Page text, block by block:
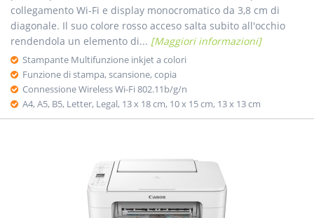
collegamento Wi-Fi e display monocromatico da 3,8 cm di
diagonale. Il suo colore rosso acceso salta subito all'occhio
rendendola un elemento di... [Maggiori informazioni]
Stampante Multifunzione inkjet a colori
Funzione di stampa, scansione, copia
Connessione Wireless Wi-Fi 802.11b/g/n
A4, A5, B5, Letter, Legal, 13 x 18 cm, 10 x 15 cm, 13 x 13 cm